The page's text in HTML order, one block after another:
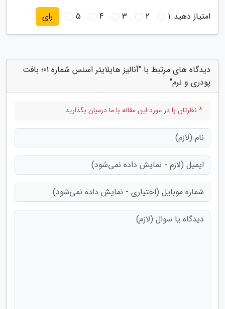
امتیاز دهید:1
2
3
4
5 رای
دیدگاه های مرتبط با "آنالیز هایلایتر اسنس شماره 01؛ بافت
پودری و نرم"
* نظرتان را در مورد این مقاله با ما درمیان بگذارید